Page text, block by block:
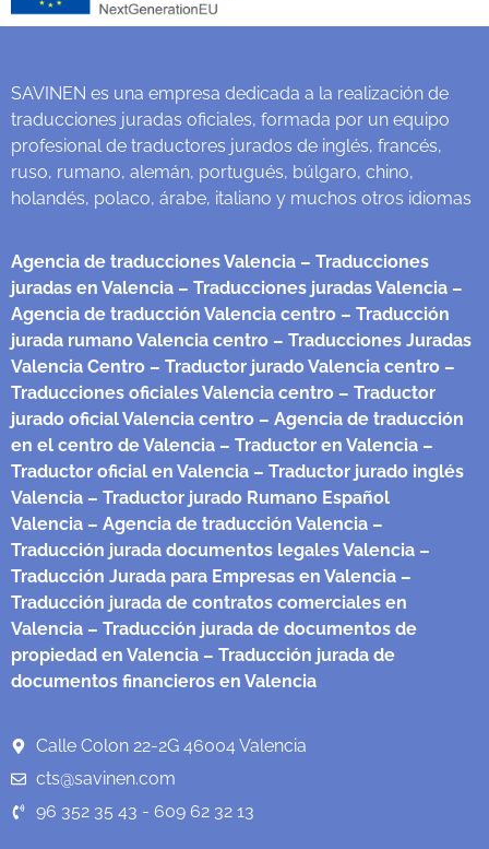
SAVINEN es una empresa dedicada a la realización de
traducciones juradas oficiales, formada por un equipo
profesional de traductores jurados de inglés, francés,
ruso, rumano, alemán, portugués, búlgaro, chino,
holandés, polaco, árabe, italiano y muchos otros idiomas
Agencia de traducciones Valencia – Traducciones
juradas en Valencia – Traducciones juradas Valencia –
Agencia de traducción Valencia centro – Traducción
jurada rumano Valencia centro – Traducciones Juradas
Valencia Centro – Traductor jurado Valencia centro –
Traducciones oficiales Valencia centro – Traductor
jurado oficial Valencia centro – Agencia de traducción
en el centro de Valencia – Traductor en Valencia –
Traductor oficial en Valencia – Traductor jurado inglés
Valencia – Traductor jurado Rumano Español
Valencia – Agencia de traducción Valencia –
Traducción jurada documentos legales Valencia –
Traducción Jurada para Empresas en Valencia –
Traducción jurada de contratos comerciales en
Valencia – Traducción jurada de documentos de
propiedad en Valencia – Traducción jurada de
documentos financieros en Valencia
Calle Colon 22-2G 46004 Valencia
cts@savinen.com
96 352 35 43 - 609 62 32 13